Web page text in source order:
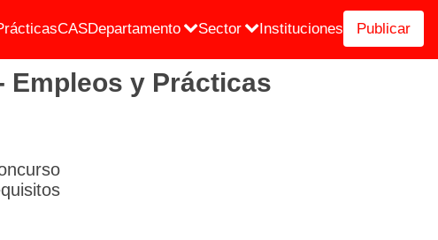
CASDepartamento Sector Instituciones Publicar
Empleos y Prácticas